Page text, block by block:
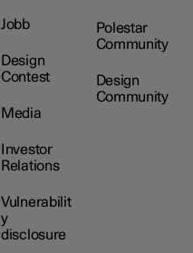
Jobb
Design
Contest
Media
Investor
Relations
Vulnerabilit
y
disclosure
Polestar
Community
Design
Community